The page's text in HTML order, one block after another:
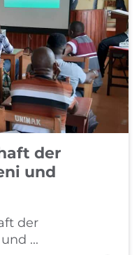
der
und
der
...